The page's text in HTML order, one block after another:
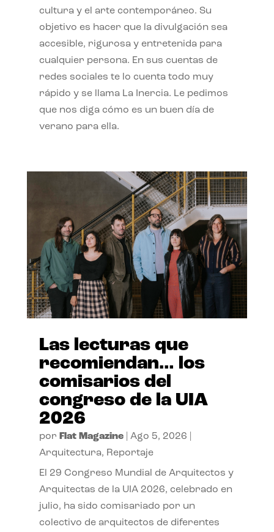
cultura y el arte contemporáneo. Su
objetivo es hacer que la divulgación sea
accesible, rigurosa y entretenida para
cualquier persona. En sus cuentas de
redes sociales te lo cuenta todo muy
rápido y se llama La Inercia. Le pedimos
que nos diga cómo es un buen día de
verano para ella.
Las lecturas que
recomiendan… los
comisarios del
congreso de la UIA
2026
por Flat Magazine| Ago 5, 2026
Arquitectura, Reportaje
El 29 Congreso Mundial de Arquitectos y
Arquitectas de la UIA 2026, celebrado en
julio, ha sido comisariado por un
colectivo de arquitectos de diferentes